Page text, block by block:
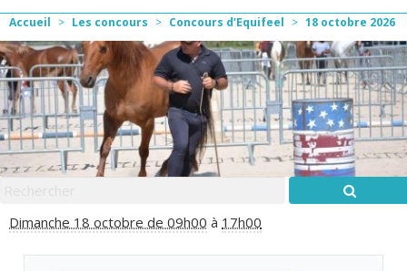
Menu
Mon compte
0 Panier
Contact
Accueil > Les concours > Concours d’Equifeel > 18 octobre 2026
Dimanche 18 octobre de 09h00 à 17h00